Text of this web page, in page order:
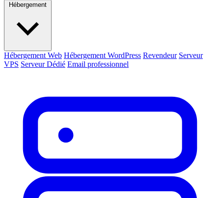
Hébergement
Hébergement Web Hébergement WordPress Revendeur Serveur
VPS Serveur Dédié Email professionnel